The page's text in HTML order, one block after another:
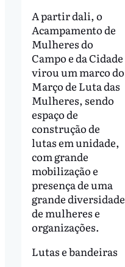
A partir dali, o
Acampamento de
Mulheres do
Campo e da Cidade
virou um marco do
Março de Luta das
Mulheres, sendo
espaço de
construção de
lutas em unidade,
com grande
mobilização e
presença de uma
grande diversidade
de mulheres e
organizações.
Lutas e bandeiras